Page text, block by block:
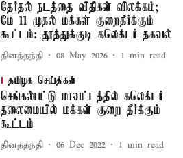
தேர்தல் நடத்தை விதிகள் விலக்கம்;
மே 11 முதல் மக்கள் குறைதீர்க்கும்
கூட்டம்: தூத்துக்குடி கலெக்டர் தகவல்
தினத்தந்தி 08 May 2026 1 min read
தமிழக செய்திகள்
செங்கல்பட்டு மாவட்டத்தில் கலெக்டர்
தலைமையில் மக்கள் குறை தீர்க்கும்
கூட்டம்
தினத்தந்தி 06 Dec 2022 1 min read